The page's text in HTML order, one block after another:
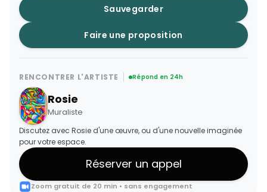
Sauvegarder
Faire une proposition
RENCONTRER L'ARTISTE Répond en 24h
Rosie
Muraliste
Discutez avec Rosie d'une œuvre, ou d'une nouvelle imaginée
pour votre espace.
Réserver un appel
Zoom gratuit de 20 min • sans engagement